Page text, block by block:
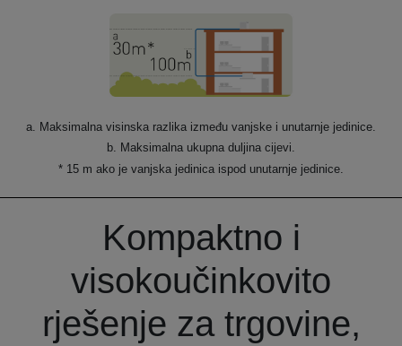
a. Maksimalna visinska razlika između vanjske i unutarnje jedinice.
b. Maksimalna ukupna duljina cijevi.
* 15 m ako je vanjska jedinica ispod unutarnje jedinice.
Kompaktno i
visokoučinkovito
rješenje za trgovine,